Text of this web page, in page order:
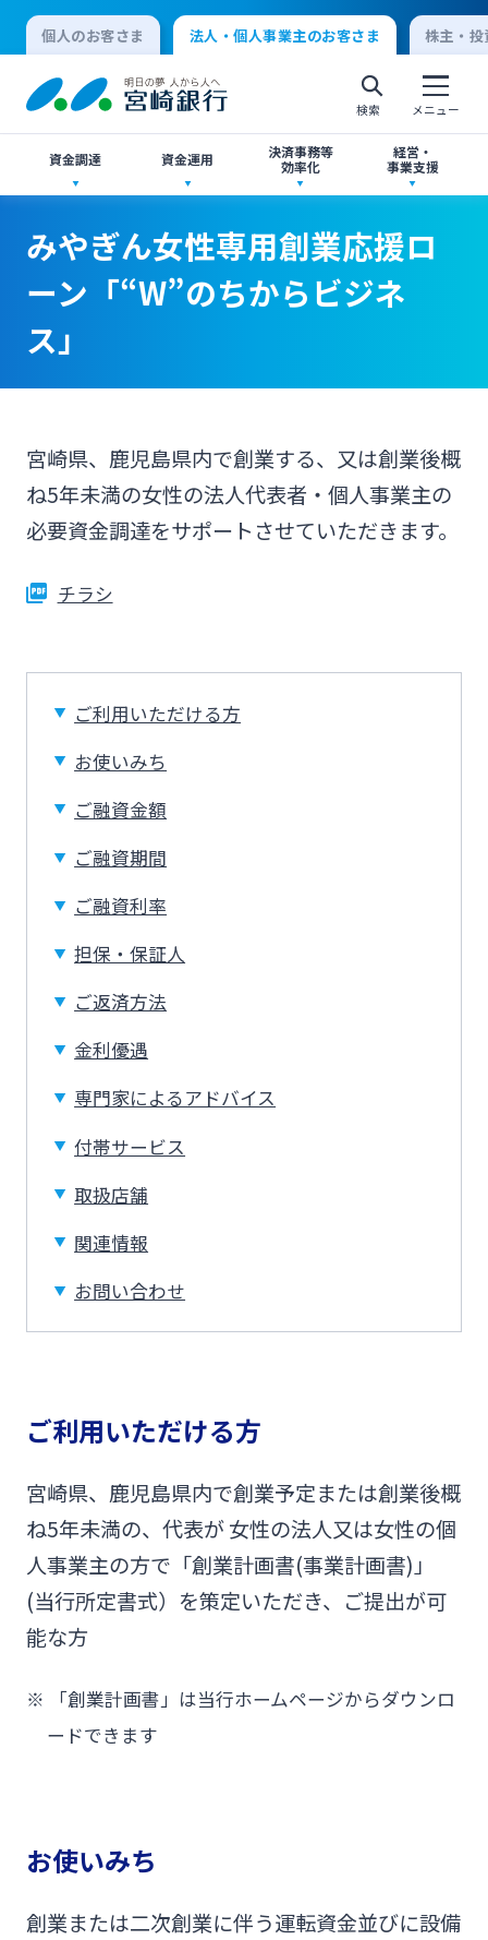
個人のお客さま 法人・個人事業主のお客さま 株主・
検索 メニュー
資金調達 資金運用
決済事務等
効率化
経営・
事業支援
創業サポート
事業資金・経営サポート
農業事業者サポート
私募債
その他
ご預金
外貨預金
投資信託
国債
法人向けネットバンキングサービス「てきぱき
ネット」
みやぎんMikatanoシリーズ
Web伝票作成サービス
売上金ATM収納サービス
ペイジー口座振替受付サービス
キャッシュレス決済サービス
夜間金庫サービス
てきぱきパソコンサービス
事業性融資電子契約サービス
みやぎん電子交付サービス
保証申込サービス
外国送金依頼書作成サービス
閉じる
事業承継・M&A
IT・デジタル化支援
みやぎん Big Advance
シンジケートローン
SDGs宣言企業紹介
海外進出支援
確定拠出年金
みやぎんビジネスローンプラザ
個人向けインターネットバンキング
ログオン
よくあるご質問
法人・個人事業主のお客さま
宮崎銀行について
ニュースリリース一覧
お問い合わせ先一覧
みやぎん女性専用創業応援ロ
ーン「“W”のちからビジネ
ス」
宮崎県、鹿児島県内で創業する、又は創業後概
ね5年未満の女性の法人代表者・個人事業主の
必要資金調達をサポートさせていただきます。
チラシ
ご利用いただける方
お使いみち
ご融資金額
ご融資期間
ご融資利率
担保・保証人
ご返済方法
金利優遇
専門家によるアドバイス
付帯サービス
取扱店舗
関連情報
お問い合わせ
ご利用いただける方
宮崎県、鹿児島県内で創業予定または創業後概
ね5年未満の、代表が 女性の法人又は女性の個
人事業主の方で「創業計画書(事業計画書)」
(当行所定書式）を策定いただき、ご提出が可
能な方
※
「創業計画書」は当行ホームページからダウンロ
ードできます
お使いみち
創業または二次創業に伴う運転資金並びに設備